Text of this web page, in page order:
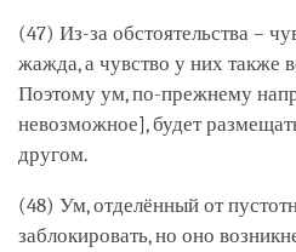
(47) Из-за обстоятельства –
жажда, а чувство у них также
Поэтому ум, по-прежнему
невозможное], будет
другом.
(48) Ум, отделённый от
заблокировать, но оно